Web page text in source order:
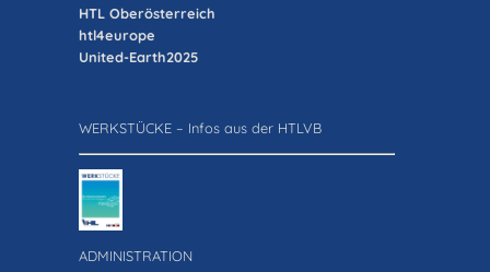
HTL Oberösterreich
htl4europe
United-Earth2025
WERKSTÜCKE – Infos aus der HTLVB
ADMINISTRATION